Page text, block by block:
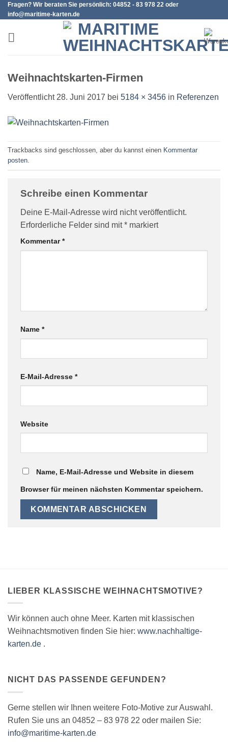
Zum
Inhalt
springen
Fragen? Wir beraten Sie persönlich: 04852 - 83 978 22 oder
info@maritime-karten.de
Weihnachtskarten-Firmen
Veröffentlicht 28. Juni 2017 bei 5184 × 3456 in Referenzen
Trackbacks sind geschlossen, aber du kannst einen Kommentar
posten
Schreibe einen Kommentar
Deine E-Mail-Adresse wird nicht veröffentlicht.
Erforderliche Felder sind mit* markiert
Kommentar*
Name *
E-Mail-Adresse *
Website
Name, E-Mail-Adresse und Website in diesem
Browser für meinen nächsten Kommentar speichern.
LIEBER KLASSISCHE WEIHNACHTSMOTIVE?
Wir können auch ohne Meer. Karten mit klassischen
Weihnachtsmotiven finden Sie hier: www.nachhaltige-
karten.de .
NICHT DAS PASSENDE GEFUNDEN?
Gerne stellen wir Ihnen weitere Foto-Motive zur Auswahl.
Rufen Sie uns an 04852 – 83 978 22 oder mailen Sie:
info@maritime-karten.de